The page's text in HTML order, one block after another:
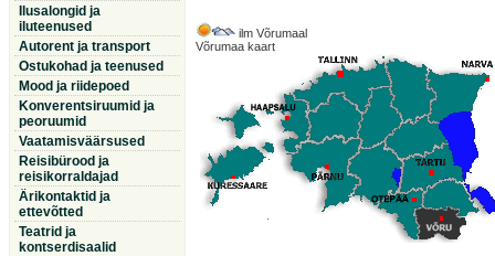
Ilusalongid ja
iluteenused
Autorent ja transport
Ostukohad ja teenused
Mood ja riidepoed
Konverentsiruumid ja
peoruumid
Vaatamisväärsused
Reisibürood ja
reisikorraldajad
Ärikontaktid ja
ettevõtted
Teatrid ja
kontserdisaalid
ilm Võrumaal
Võrumaa kaart